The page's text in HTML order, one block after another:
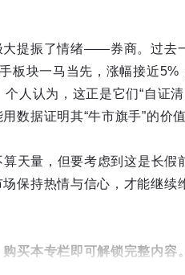
大提振了情绪——券商。过去
板块一马当先，涨幅接近
人认为，这正是它们“自证
数据证明其“牛市旗手”的价
天量，但要考虑到这是长假
持热情与信心，才能继续
买本专栏即可解锁完整内容